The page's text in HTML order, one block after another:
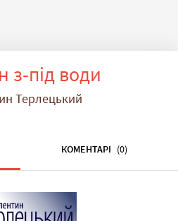
з-під води
Терлецький
КОМЕНТАРІ (0)